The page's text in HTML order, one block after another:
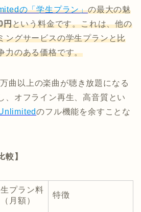
の「学生プラン」の最大の魅
円という料金です。これは、他の
ングサービスの学生プランと比
力のある価格です。
曲以上の楽曲が聴き放題になる
、オフライン再生、高音質とい
のフル機能を余すことな
較】
プラン料
月額）
特徴